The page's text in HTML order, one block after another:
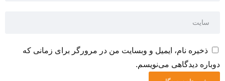
ذخیره نام، ایمیل و وبسایت من در مرورگر برای زمانی که
دوباره دیدگاهی می‌نویسم.